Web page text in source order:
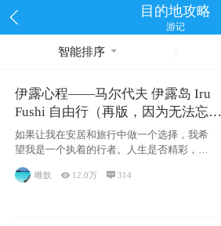
目的地攻略
游记
智能排序
伊露心程——马尔代夫 伊露岛 Iru
Fushi 自由行（再版，因为无法忘却
的留恋）
如果让我在安居和旅行中做一个选择，我希
望我是一个执着的行者。人生是否精彩，都
源于自己
唯歆  12.0万  314